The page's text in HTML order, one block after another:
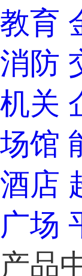
教育
消防
机关
场馆
酒店
广场
产品